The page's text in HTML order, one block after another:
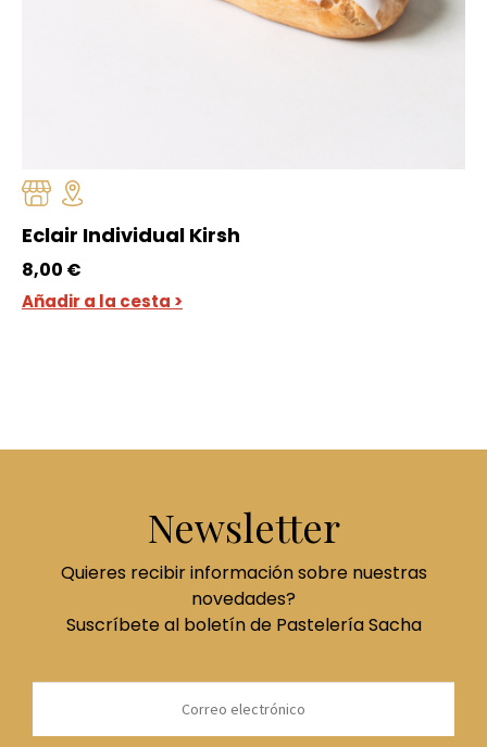
Eclair Individual Kirsh
8,00 €
Añadir a la cesta >
Newsletter
Quieres recibir información sobre nuestras
novedades?
Suscríbete al boletín de Pastelería Sacha